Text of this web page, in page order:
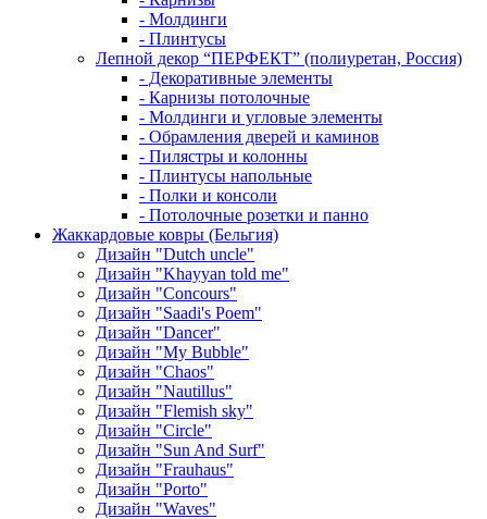
- Молдинги
- Плинтусы
Лепной декор “ПЕРФЕКТ” (полиуретан, Россия)
- Декоративные элементы
- Карнизы потолочные
- Молдинги и угловые элементы
- Обрамления дверей и каминов
- Пилястры и колонны
- Плинтусы напольные
- Полки и консоли
- Потолочные розетки и панно
Жаккардовые ковры (Бельгия)
Дизайн "Dutch uncle"
Дизайн "Khayyan told me"
Дизайн "Concours"
Дизайн "Saadi's Poem"
Дизайн "Dancer"
Дизайн "My Bubble"
Дизайн "Chaos"
Дизайн "Nautillus"
Дизайн "Flemish sky"
Дизайн "Circle"
Дизайн "Sun And Surf"
Дизайн "Frauhaus"
Дизайн "Porto"
Дизайн "Waves"